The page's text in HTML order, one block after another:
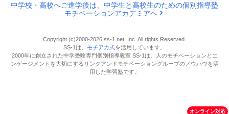
中学校・高校へご進学後は、中学生と高校生のための個別指導塾
モチベーションアカデミアへ
Copyright (c)2000-2026 ss-1.net, Inc. All rights Reserved.
SS-1は、 モチアカ式を活用しています。
2000年に創立された中学受験専門個別指導教室 SS-1は、人のモチベーションとエ
ンゲージメントを大切にするリンクアンドモチベーショングループのノウハウを活
用した学習塾です。
オンライン対応